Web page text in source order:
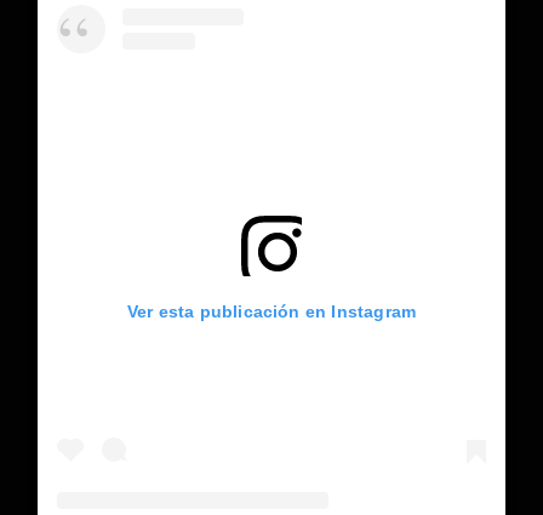
Ver esta publicación en Instagram